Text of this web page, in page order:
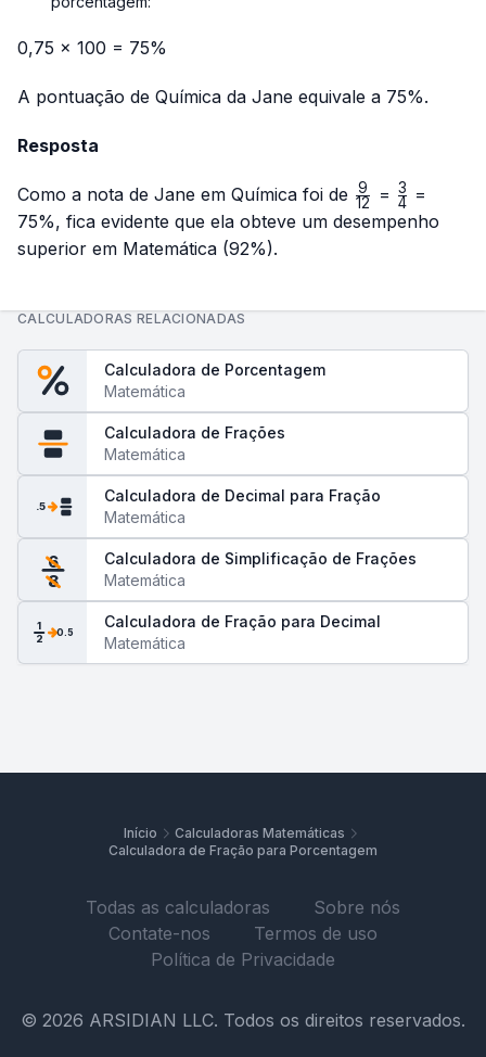
0,75 × 100 = 75%
A pontuação de Química da Jane equivale a 75%.
Resposta
Como a nota de Jane em Química foi de \frac{9}
{12}
12
9 = \frac{3}
{4}
4
3
=
75%, fica evidente que ela obteve um desempenho
superior em Matemática (92%).
CALCULADORAS RELACIONADAS
Calculadora de Porcentagem
Matemática
Calculadora de Frações
Matemática
.5
Calculadora de Decimal para Fração
Matemática
6
8
Calculadora de Simplificação de Frações
Matemática
1
2 0.5
Calculadora de Fração para Decimal
Matemática
Início
Calculadoras Matemáticas
Calculadora de Fração para Porcentagem
Todas as calculadoras
Sobre nós
Contate-nos
Termos de uso
Política de Privacidade
© 2026 ARSIDIAN LLC. Todos os direitos reservados.